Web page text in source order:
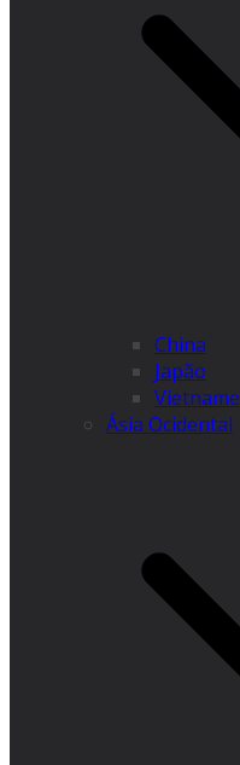
China
Japão
Vietname
Ásia Ocidental